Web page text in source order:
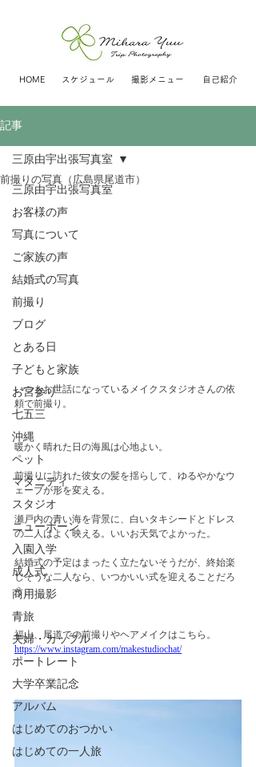
HOME スケジュール 撮影メニュー 自己紹介
記事
三原由宇出張写真室
お客様の声
写真について
ご家族の声
結婚式の写真
前撮り
ブログ
とある日
子どもと家族
お宮参り
七五三
沖縄
ペット
マタニティ
スタジオ
ニューボーン
入園入学
成人式
商用撮影
青旅
夫婦・カップル
ポートレート
大学卒業記念
アルバム
はじめてのおつかい
はじめての一人旅
三原由宇出張写真室
前撮りの写真（広島県尾道市）
いつもお世話になっているメイクスタジオさんの依
頼で前撮り。
暖かく晴れた日の海風は心地よい。
前撮りに訪れた彼女の髪を揺らして、ゆるやかなウ
ェーブが形を変える。
瀬戸内の青い海を背景に、白いタキシードとドレス
の二人はよく映える。いいお天気でよかった。
結婚式の予定はまったく立たないそうだが、終始楽
しそうな二人なら、いつかいい式を迎えることだろ
う。
福山、尾道での前撮りやヘアメイクはこちら。
https://www.instagram.com/makestudiochat/